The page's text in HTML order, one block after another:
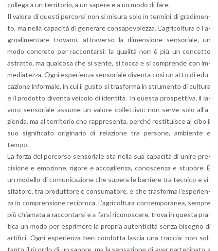
col­le­ga a un ter­ri­to­rio, a un sa­pe­re e a un modo di fare.
Il va­lo­re di que­sti per­cor­si non si mi­su­ra solo in ter­mi­ni di gra­di­men­
to, ma nella ca­pa­ci­tà di ge­ne­ra­re con­sa­pe­vo­lez­za. L’a­gri­col­tu­ra e l’a­
groa­li­men­ta­re tro­va­no, at­tra­ver­so la di­men­sio­ne sen­so­ria­le, un
modo con­cre­to per rac­con­tar­si: la qua­li­tà non è più un con­cet­to
astrat­to, ma qual­co­sa che si sente, si tocca e si com­pren­de con im­
me­dia­tez­za. Ogni espe­rien­za sen­so­ria­le di­ven­ta così un atto di edu­
ca­zio­ne in­for­ma­le, in cui il gusto si tra­sfor­ma in stru­men­to di cul­tu­ra
e il pro­dot­to di­ven­ta vei­co­lo di iden­ti­tà. In que­sta pro­spet­ti­va, il la­
vo­ro sen­so­ria­le as­su­me un va­lo­re col­let­ti­vo: non serve solo al­l’a­
zien­da, ma al ter­ri­to­rio che rap­pre­sen­ta, per­ché re­sti­tui­sce al cibo il
suo si­gni­fi­ca­to ori­gi­na­rio di re­la­zio­ne tra per­so­ne, am­bien­te e
tempo.
La forza del per­cor­so sen­so­ria­le sta nella sua ca­pa­ci­tà di unire pre­
ci­sio­ne e emo­zio­ne, ri­go­re e ac­co­glien­za, co­no­scen­za e stu­po­re. È
un mo­del­lo di co­mu­ni­ca­zio­ne che su­pe­ra le bar­rie­re tra tec­ni­co e vi­
si­ta­to­re, tra pro­dut­to­re e con­su­ma­to­re, e che tra­sfor­ma l’e­spe­rien­
za in com­pren­sio­ne re­ci­pro­ca. L’a­gri­col­tu­ra con­tem­po­ra­nea, sem­pre
più chia­ma­ta a rac­con­tar­si e a farsi ri­co­no­sce­re, trova in que­sta pra­
ti­ca un modo per espri­me­re la pro­pria au­ten­ti­ci­tà senza bi­so­gno di
ar­ti­fi­ci. Ogni espe­rien­za ben con­dot­ta la­scia una trac­cia: non sol­